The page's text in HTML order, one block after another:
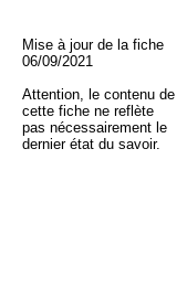
Mise à jour de la fiche
06/09/2021
Attention, le contenu de
cette fiche ne reflète
pas nécessairement le
dernier état du savoir.